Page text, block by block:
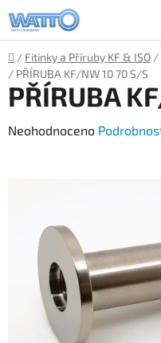
na
obsah
Domů
/ Fitinky a Příruby KF & ISO /
/ PŘÍRUBA KF/NW 10 70 S/S
PŘÍRUBA
Průměrné
hvězdiček.
Neohodnoceno